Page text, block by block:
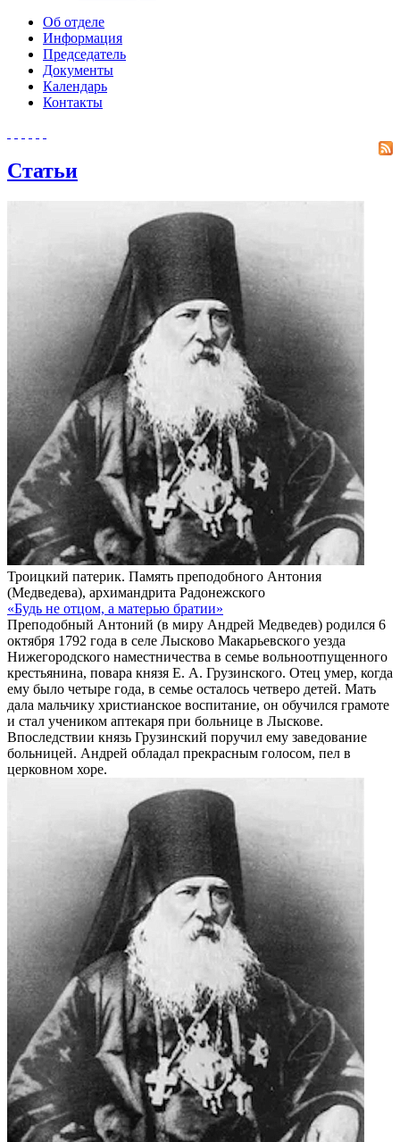
Об отделе
Информация
Председатель
Документы
Календарь
Контакты
Статьи
Троицкий патерик. Память преподобного Антония
(Медведева), архимандрита Радонежского
«Будь не отцом, а матерью братии»
Преподобный Антоний (в миру Андрей Медведев) родился 6
октября 1792 года в селе Лысково Макарьевского уезда
Нижегородского наместничества в семье вольноотпущенного
крестьянина, повара князя Е. А. Грузинского. Отец умер, когда
ему было четыре года, в семье осталось четверо детей. Мать
дала мальчику христианское воспитание, он обучился грамоте
и стал учеником аптекаря при больнице в Лыскове.
Впоследствии князь Грузинский поручил ему заведование
больницей. Андрей обладал прекрасным голосом, пел в
церковном хоре.